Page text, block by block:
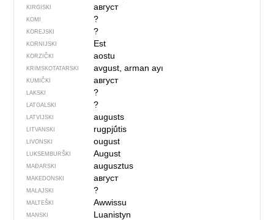
KIRGISKI август
KOMI ?
KOREJSKI ?
KORNIJSKI Est
KORZIČKI aostu
KRIMSKOTATARSKI avgust, arman ayı
KUMIČKI август
LAKSKI ?
LATGALSKI ?
LATVIJSKI augusts
LITVANSKI rugpjū́tis
LIVONSKI ougust
LUKSEMBURŠKI August
MAĐARSKI augusztus
MAKEDONSKI август
MALAJSKI ?
MALTEŠKI Awwissu
MANSKI Luanistyn